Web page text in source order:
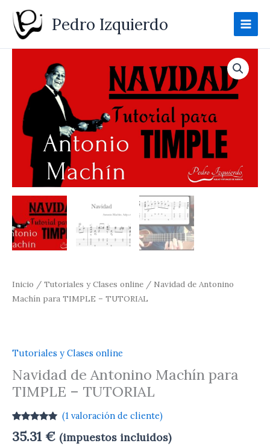
contenido
Pedro Izquierdo
Inicio / Tutoriales y Clases online / Navidad de Antonino
Machín para TIMPLE – TUTORIAL
Tutoriales y Clases online
Navidad de Antonino Machín para
TIMPLE – TUTORIAL
Valorado
con5.00 de
(1valoración de cliente)
35.31 € (impuestos incluidos)
Antonino
Machín
para
TIMPLE
TUTORIAL
cantidad